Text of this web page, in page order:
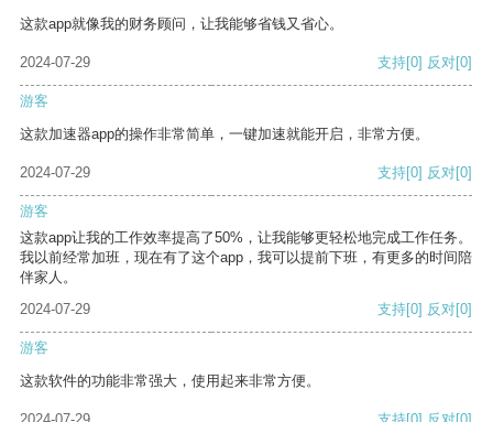
这款app就像我的财务顾问，让我能够省钱又省心。
2024-07-29 支持[0] 反对[0]
游客
这款加速器app的操作非常简单，一键加速就能开启，非常方便。
2024-07-29 支持[0] 反对[0]
游客
这款app让我的工作效率提高了50%，让我能够更轻松地完成工作任务。
我以前经常加班，现在有了这个app，我可以提前下班，有更多的时间陪
伴家人。
2024-07-29
支持[0] 反对[0]
游客
这款软件的功能非常强大，使用起来非常方便。